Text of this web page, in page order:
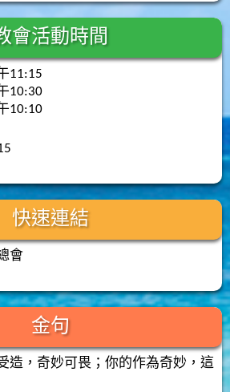
會活動時間
11:15
10:30
10:10
快速連結
會
金句
造，奇妙可畏；你的作為奇妙，這